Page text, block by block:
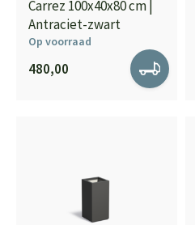
Carrez 100x40x80 cm |
Antraciet-zwart
Op voorraad
480,00